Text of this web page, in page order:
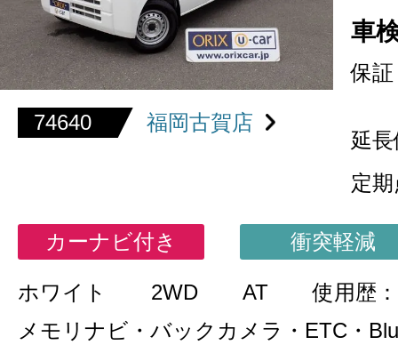
74640 福岡古賀店
車
保証
延
定
カーナビ付き 衝突軽減
ホワイト 2WD AT
使用歴
メモリナビ・バックカメラ・ETC・